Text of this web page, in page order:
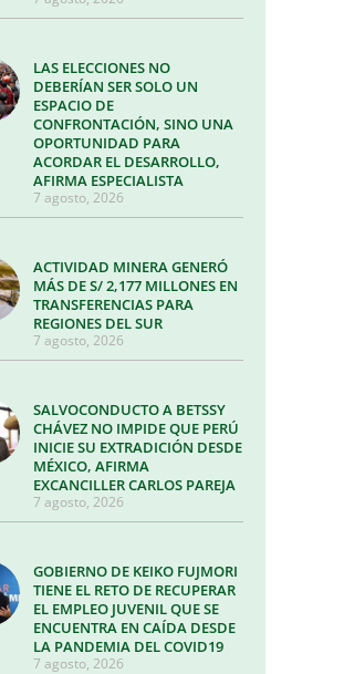
LAS ELECCIONES NO
DEBERÍAN SER SOLO UN
ESPACIO DE
CONFRONTACIÓN, SINO UNA
OPORTUNIDAD PARA
ACORDAR EL DESARROLLO,
AFIRMA ESPECIALISTA
7 agosto, 2026
ACTIVIDAD MINERA GENERÓ
MÁS DE S/ 2,177 MILLONES EN
TRANSFERENCIAS PARA
REGIONES DEL SUR
7 agosto, 2026
SALVOCONDUCTO A BETSSY
CHÁVEZ NO IMPIDE QUE PERÚ
INICIE SU EXTRADICIÓN DESDE
MÉXICO, AFIRMA
EXCANCILLER CARLOS PAREJA
7 agosto, 2026
GOBIERNO DE KEIKO FUJMORI
TIENE EL RETO DE RECUPERAR
EL EMPLEO JUVENIL QUE SE
ENCUENTRA EN CAÍDA DESDE
LA PANDEMIA DEL COVID19
7 agosto, 2026